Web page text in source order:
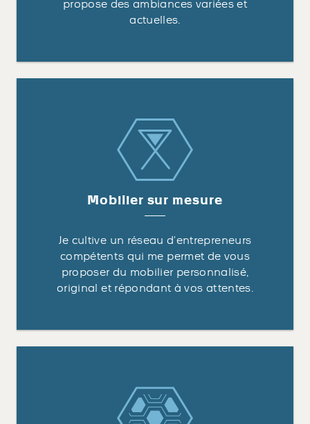
propose des ambiances variées et
actuelles.
Mobilier sur mesure
Je cultive un réseau d’entrepreneurs
compétents qui me permet de vous
proposer du mobilier personnalisé,
original et répondant à vos attentes.